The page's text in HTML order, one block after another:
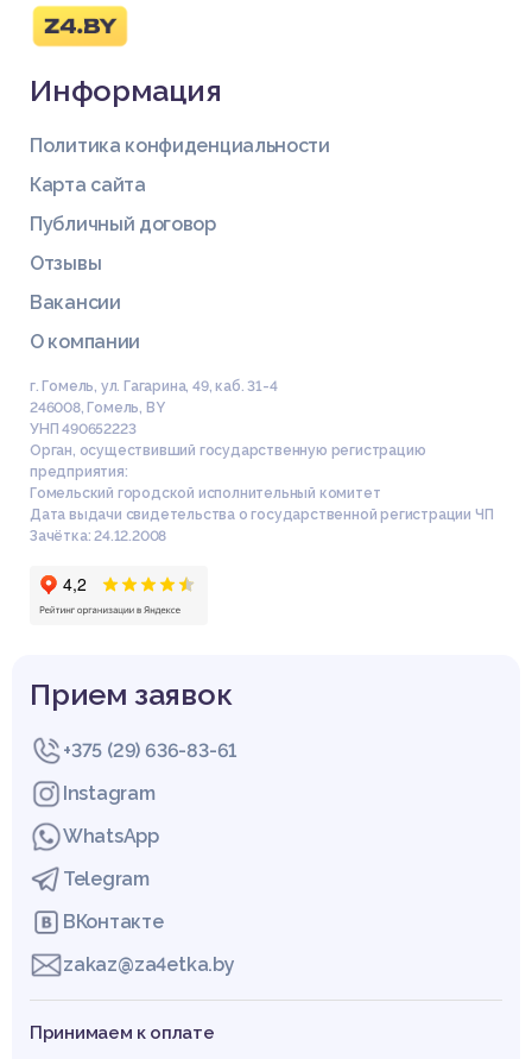
Информация
Политика конфиденциальности
Карта сайта
Публичный договор
Отзывы
Вакансии
О компании
г. Гомель, ул. Гагарина, 49, каб. 31-4
246008,Гомель BY
УНП 490652223
Орган, осуществивший государственную регистрацию
предприятия:
Гомельский городской исполнительный комитет
Дата выдачи свидетельства о государственной регистрации ЧП
Зачётка: 24.12.2008
Прием заявок
+375 (29) 636-83-61
Instagram
WhatsApp
Telegram
ВКонтакте
zakaz@za4etka.by
Принимаем к оплате